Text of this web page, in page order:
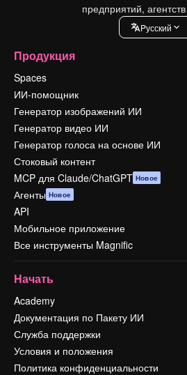
предприятий,
Pусский
Продукция
Spaces
ИИ-помощник
Генератор изображений ИИ
Генератор видео ИИ
Генератор голоса на основе ИИ
Стоковый контент
MCP для Claude/ChatGPT Новое
Агенты Новое
API
Мобильное приложение
Все инструменты Magnific
Начать
Academy
Документация по Пакету ИИ
Служба поддержки
Условия и положения
Политика конфиденциальности